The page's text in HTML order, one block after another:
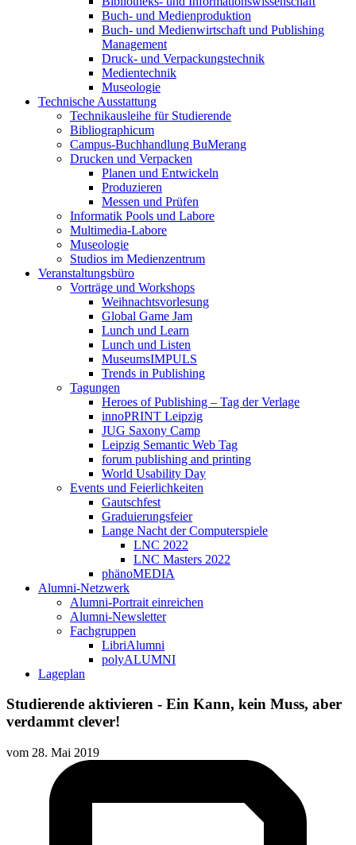
Buch- und Medienproduktion
Buch- und Medienwirtschaft und Publishing
Management
Druck- und Verpackungstechnik
Medientechnik
Museologie
Technische Ausstattung
Technikausleihe für Studierende
Bibliographicum
Campus-Buchhandlung BuMerang
Drucken und Verpacken
Planen und Entwickeln
Produzieren
Messen und Prüfen
Informatik Pools und Labore
Multimedia-Labore
Museologie
Studios im Medienzentrum
Veranstaltungsbüro
Vorträge und Workshops
Weihnachtsvorlesung
Global Game Jam
Lunch und Learn
Lunch und Listen
MuseumsIMPULS
Trends in Publishing
Tagungen
Heroes of Publishing – Tag der Verlage
innoPRINT Leipzig
JUG Saxony Camp
Leipzig Semantic Web Tag
forum publishing and printing
World Usability Day
Events und Feierlichkeiten
Gautschfest
Graduierungsfeier
Lange Nacht der Computerspiele
LNC 2022
LNC Masters 2022
phänoMEDIA
Alumni-Netzwerk
Alumni-Portrait einreichen
Alumni-Newsletter
Fachgruppen
LibriAlumni
polyALUMNI
Lageplan
Studierende aktivieren - Ein Kann, kein Muss, aber
verdammt clever!
vom 28. Mai 2019